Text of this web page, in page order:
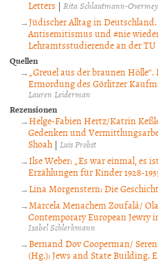
Letters | Rita Schlautmann-
Jüdischer Alltag in
Antisemitismus und #nie
Lehramtsstudierende an der
Quellen
„Greuel aus der braunen
Ermordung des Görlitzer
Lauren Leiderman
Rezensionen
Helge-Fabien Hertz/Katrin
Gedenken und
Shoah | Luis Probst
Ilse Weber: „Es war einmal, es
Erzählungen für Kinder 1928-
Lina Morgenstern: Die
Marcela Menachem Zoufalá/
Contemporary European Jewry
Isabel Schlerkmann
Bernand Dov Cooperman/
(Hg.): Jews and State Building.